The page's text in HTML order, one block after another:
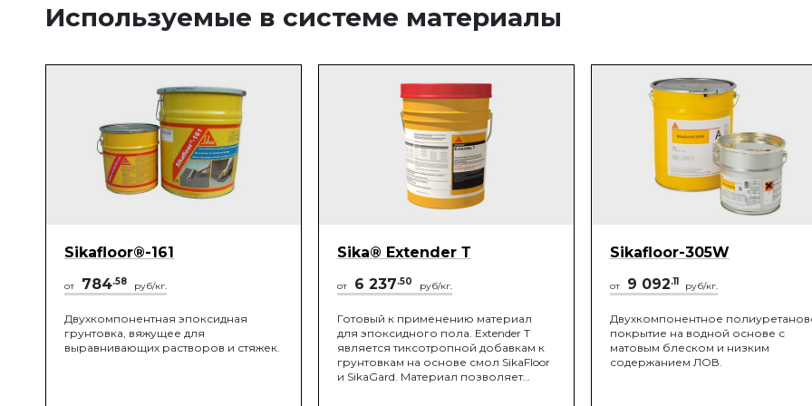
Используемые в системе материалы
Sikafloor®-161
от 784.58 руб/кг.
Двухкомпонентная эпоксидная
грунтовка, вяжущее для
выравнивающих растворов и стяжек.
Sika® Extender Т
от 6 237.50 руб/кг.
Готовый к применению материал
для эпоксидного пола. Extender T
является тиксотропной добавкам к
грунтовкам на основе смол SikaFloor
и SikaGard. Материал позволяет
Sikafloor-305W
от 9 092.11 руб/кг.
Двухкомпонентное
покрытие на водной основе с
матовым блеском и низким
содержанием ЛОВ.